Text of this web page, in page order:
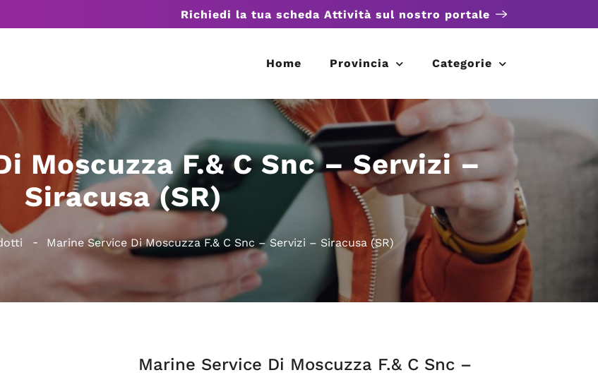
Richiedi la tua scheda Attività sul nostro portale
Home Provincia Categorie
Moscuzza F.& C Snc – Servizi –
Siracusa (SR)
Marine Service Di Moscuzza F.& C Snc – Servizi – Siracusa (SR)
Marine Service Di Moscuzza F.& C Snc –